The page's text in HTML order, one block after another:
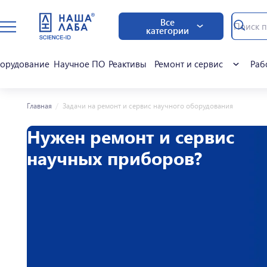
Все
категории
Научное ПО Реактивы Ремонт и сервис
Главная Задачи на ремонт и сервис научного оборудования
Нужен ремонт и сервис
научных приборов?